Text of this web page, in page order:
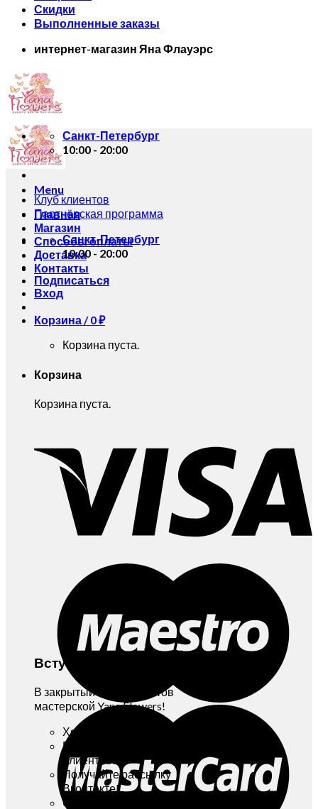
Скидки
Выполненные заказы
интернет-магазин Яна Флауэрс
Menu
Главная
Магазин
Способы оплаты
Доставка
Контакты
Вход
Корзина /0₽
Корзина пуста.
Корзина
Корзина пуста.
Санкт-Петербург
10:00 - 20:00
Клуб клиентов
Партнёрская программа
Санкт-Петербург
10:00 - 20:00
Подписаться
Вступайте!
В закрытый Клуб Клиентов
мастерской Yana Flowers!
Хотите бонусы и скидки?
Вступайте в Клуб
Клиентов!
Получайте рассылку
Вконтакте!
Отписаться можно в